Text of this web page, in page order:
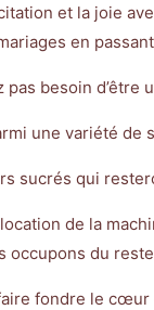
et la joie
en
pas besoin
une variété
sucrés qui
de la
occupons du
fondre le